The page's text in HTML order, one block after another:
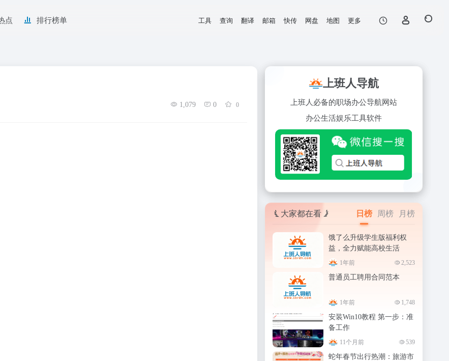
点 排行榜单 工具 查询 翻译 邮箱 快传 网盘 地图 更多
1,079 0 0
上班人导航
上班人必备的职场办公导航网站
办公生活娱乐工具软件
大家都在看 日榜 周榜 月榜
饿了么升级学生版福利权
益，全力赋能高校生活
1年前 2,523
普通员工聘用合同范本
1年前 1,748
安装Win10教程 第一步：准
备工作
11个月前 539
蛇年春节出行热潮：旅游市